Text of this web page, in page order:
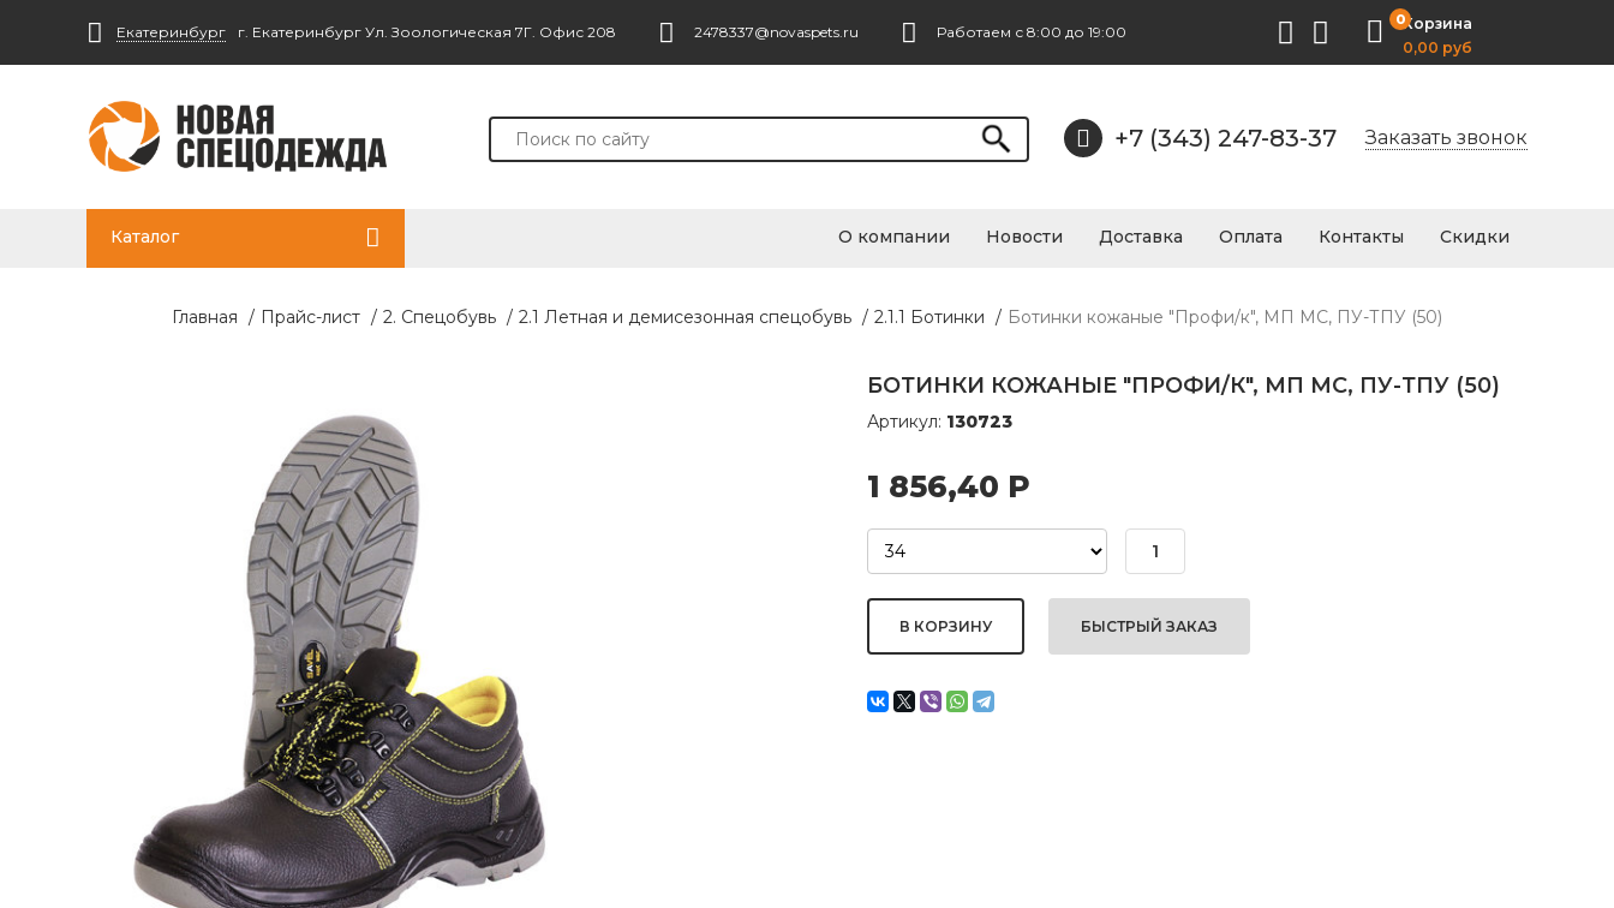
Екатеринбург г. Екатеринбург Ул. Зоологическая 7Г. Офис 208 2478337@novaspets.ru Работаем с 8:00 до 19:00
0Корзина
0,00 руб
+7 (343) 247-83-37 Заказать звонок
Каталог О компании Новости Доставка Оплата Контакты Скидки
Главная / Прайс-лист / 2. Спецобувь / 2.1 Летная и демисезонная спецобувь / 2.1.1 Ботинки / Ботинки кожаные "Профи/к", МП МС, ПУ-ТПУ (50)
БОТИНКИ КОЖАНЫЕ "ПРОФИ/К", МП МС, ПУ-ТПУ (50)
Артикул: 130723
1 856,40 Р
БЫСТРЫЙ ЗАКАЗ